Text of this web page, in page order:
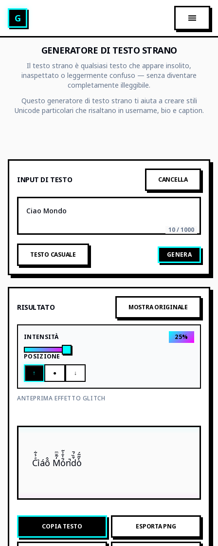
Generatore di Testo Glitch
G APRI
GENERATORE DI TESTO STRANO
Il testo strano è qualsiasi testo che appare insolito,
inaspettato o leggermente confuso — senza diventare
completamente illeggibile.
Questo generatore di testo strano ti aiuta a creare stili
Unicode particolari che risaltano in username, bio e caption.
INPUT DI TESTO CANCELLA
10 / 1000
TESTO CASUALE GENERA
RISULTATO MOSTRA ORIGINALE
INTENSITÀ 25%
POSIZIONE
↑
● ↓
ANTEPRIMA EFFETTO GLITCH
Cͤ̉͋i͛áô̂ M̒̃̄ͫó̄̍̐̀̃n̚d͒̏́̄ò̌̃̃́
COPIA TESTO ESPORTA PNG